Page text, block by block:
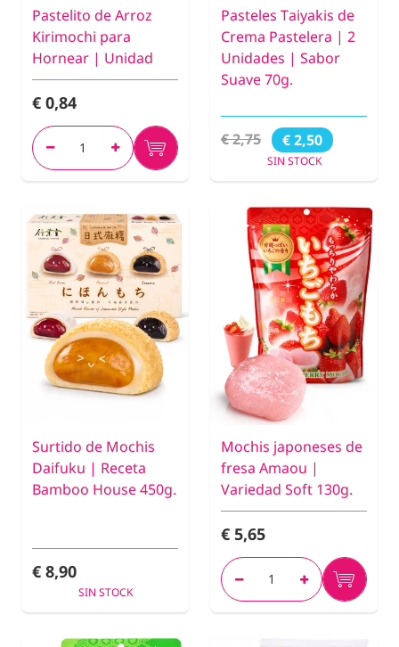
Pastelito de Arroz
Kirimochi para
Hornear | Unidad
€ 0,84
Pasteles Taiyakis de
Crema Pastelera | 2
Unidades | Sabor
Suave 70g.
€ 2,75 € 2,50
SIN STOCK
Surtido de Mochis
Daifuku | Receta
Bamboo House 450g.
€ 8,90
SIN STOCK
Mochis japoneses de
fresa Amaou |
Variedad Soft 130g.
€ 5,65